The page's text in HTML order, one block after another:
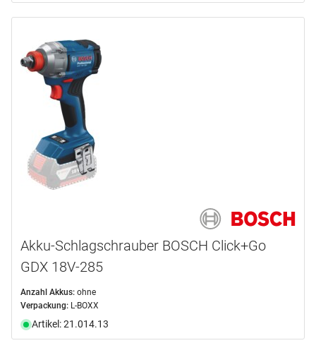
Akku-Schlagschrauber BOSCH Click+Go
GDX 18V-285
Anzahl Akkus: ohne
Verpackung: L-BOXX
Artikel: 21.014.13